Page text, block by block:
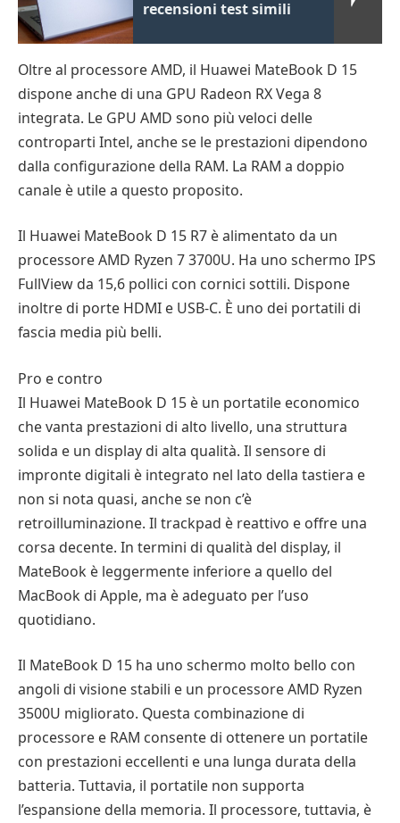
recensioni test simili
Oltre al processore AMD, il Huawei MateBook D 15
dispone anche di una GPU Radeon RX Vega 8
integrata. Le GPU AMD sono più veloci delle
controparti Intel, anche se le prestazioni dipendono
dalla configurazione della RAM. La RAM a doppio
canale è utile a questo proposito.
Il Huawei MateBook D 15 R7 è alimentato da un
processore AMD Ryzen 7 3700U. Ha uno schermo IPS
FullView da 15,6 pollici con cornici sottili. Dispone
inoltre di porte HDMI e USB-C. È uno dei portatili di
fascia media più belli.
Pro e contro
Il Huawei MateBook D 15 è un portatile economico
che vanta prestazioni di alto livello, una struttura
solida e un display di alta qualità. Il sensore di
impronte digitali è integrato nel lato della tastiera e
non si nota quasi, anche se non c’è
retroilluminazione. Il trackpad è reattivo e offre una
corsa decente. In termini di qualità del display, il
MateBook è leggermente inferiore a quello del
MacBook di Apple, ma è adeguato per l’uso
quotidiano.
Il MateBook D 15 ha uno schermo molto bello con
angoli di visione stabili e un processore AMD Ryzen
3500U migliorato. Questa combinazione di
processore e RAM consente di ottenere un portatile
con prestazioni eccellenti e una lunga durata della
batteria. Tuttavia, il portatile non supporta
l’espansione della memoria. Il processore, tuttavia, è